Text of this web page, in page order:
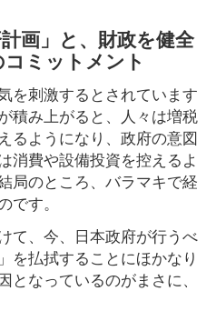
画」と、財政を健全
ミットメント
を刺激するとされています
積み上がると、人々は増税
るようになり、政府の意図
消費や設備投資を控えるよ
局のところ、バラマキで経
す。
て、今、日本政府が行うべ
を払拭することにほかなり
となっているのがまさに、